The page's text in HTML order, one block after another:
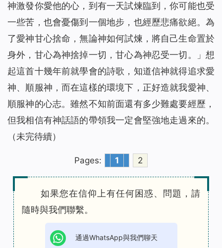
神激發你愛他的心，到有一天試煉臨到，你可能也受
一些苦，也會憂傷到一個地步，也經歷悲痛欲絕。為
了愛神甘心捨命，無論神如何試煉，將自己生命置於
身外，甘心為神捨掉一切，甘心為神忍受一切。
」想
起這首十幾年前就學會的詩歌，知道信神就得追求愛
神、順服神，而在這樣的環境下，正好造就我愛神、
順服神的心志。雖然不知前面還有多少難處要經歷，
但我相信有神話語的帶領我一定會堅強地走過來的。
（未完待續）
Pages: 1 2
如果您在信仰上有任何困惑、問題，請
隨時與我們聯繫。
通過WhatsApp與我們聊天